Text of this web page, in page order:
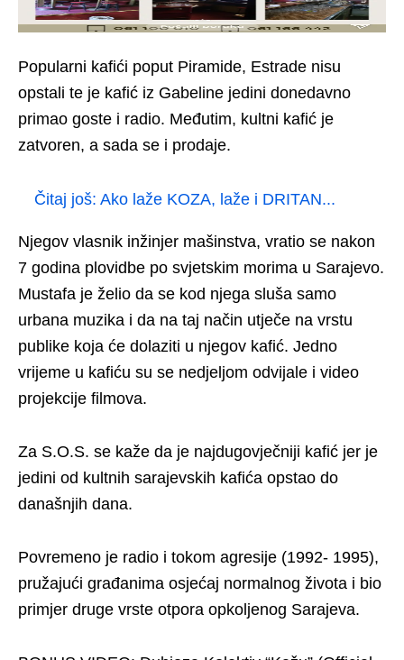
Popularni kafići poput Piramide, Estrade nisu
opstali te je kafić iz Gabeline jedini donedavno
primao goste i radio. Međutim, kultni kafić je
zatvoren, a sada se i prodaje.
Čitaj još: Ako laže KOZA, laže i DRITAN...
Njegov vlasnik inžinjer mašinstva, vratio se nakon
7 godina plovidbe po svjetskim morima u Sarajevo.
Mustafa je želio da se kod njega sluša samo
urbana muzika i da na taj način utječe na vrstu
publike koja će dolaziti u njegov kafić. Jedno
vrijeme u kafiću su se nedjeljom odvijale i video
projekcije filmova.
Za S.O.S. se kaže da je najdugovječniji kafić jer je
jedini od kultnih sarajevskih kafića opstao do
današnjih dana.
Povremeno je radio i tokom agresije (1992- 1995),
pružajući građanima osjećaj normalnog života i bio
primjer druge vrste otpora opkoljenog Sarajeva.